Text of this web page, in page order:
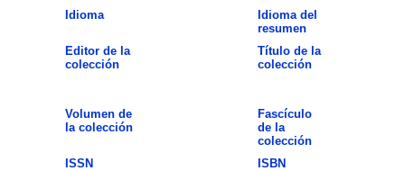
Idioma
Idioma del
resumen
Editor de la
colección
Título de la
colección
Volumen de
la colección
Fascículo
de la
colección
ISSN
ISBN